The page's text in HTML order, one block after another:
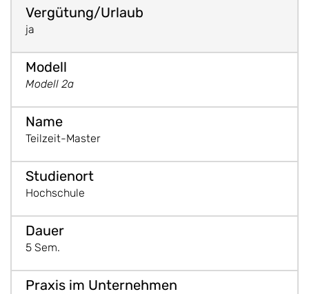
ja
Modell 2a
Teilzeit-Master
Hochschule
5 Sem.